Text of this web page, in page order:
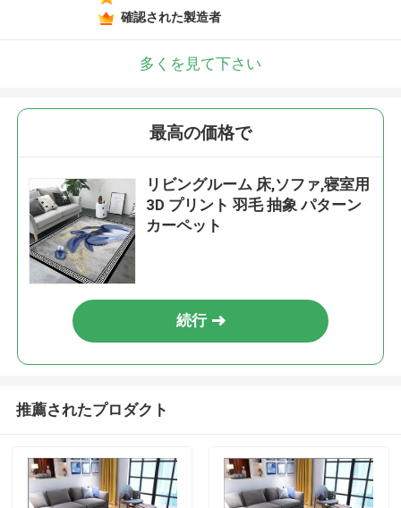
確認された製造者
多くを見て下さい
最高の価格で
リビングルーム 床,ソファ,寝室用
3D プリント 羽毛 抽象 パターン
カーペット
続行
推薦されたプロダクト